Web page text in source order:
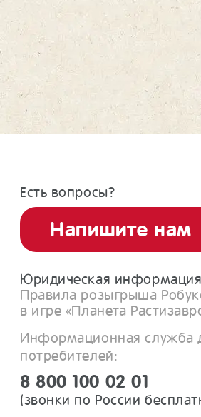
Есть вопросы?
Напишите нам
Юридическая
Правила розыгрыша
в игре «Планета
Информационная служба
потребителей:
8 800 100 02 01
(звонки по России